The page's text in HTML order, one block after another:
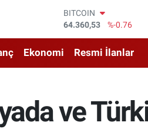
DOLAR
47,7069
%0.17
EURO
55,0265
%0.01
BİST100
13.887
%64
Ekonomi Resmi İlanlar
ve